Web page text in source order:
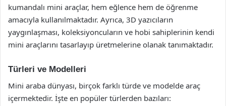
kumandalı mini araçlar, hem eğlence hem de öğrenme
amacıyla kullanılmaktadır. Ayrıca, 3D yazıcıların
yaygınlaşması, koleksiyoncuların ve hobi sahiplerinin kendi
mini araçlarını tasarlayıp üretmelerine olanak tanımaktadır.
Türleri ve Modelleri
Mini araba dünyası, birçok farklı türde ve modelde araç
içermektedir. İşte en popüler türlerden bazıları: